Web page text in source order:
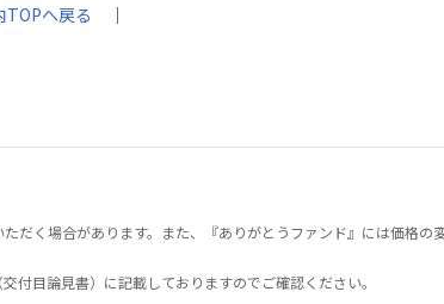
TOPへ戻る ｜
だく場合があります。また、『ありがとうファンド』には価格の
付目論見書）に記載しておりますのでご確認ください。